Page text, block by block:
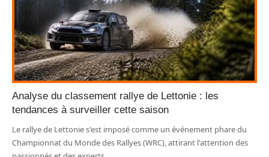
Analyse du classement rallye de Lettonie : les
tendances à surveiller cette saison
Le rallye de Lettonie s'est imposé comme un événement phare du
Championnat du Monde des Rallyes (WRC), attirant l'attention des